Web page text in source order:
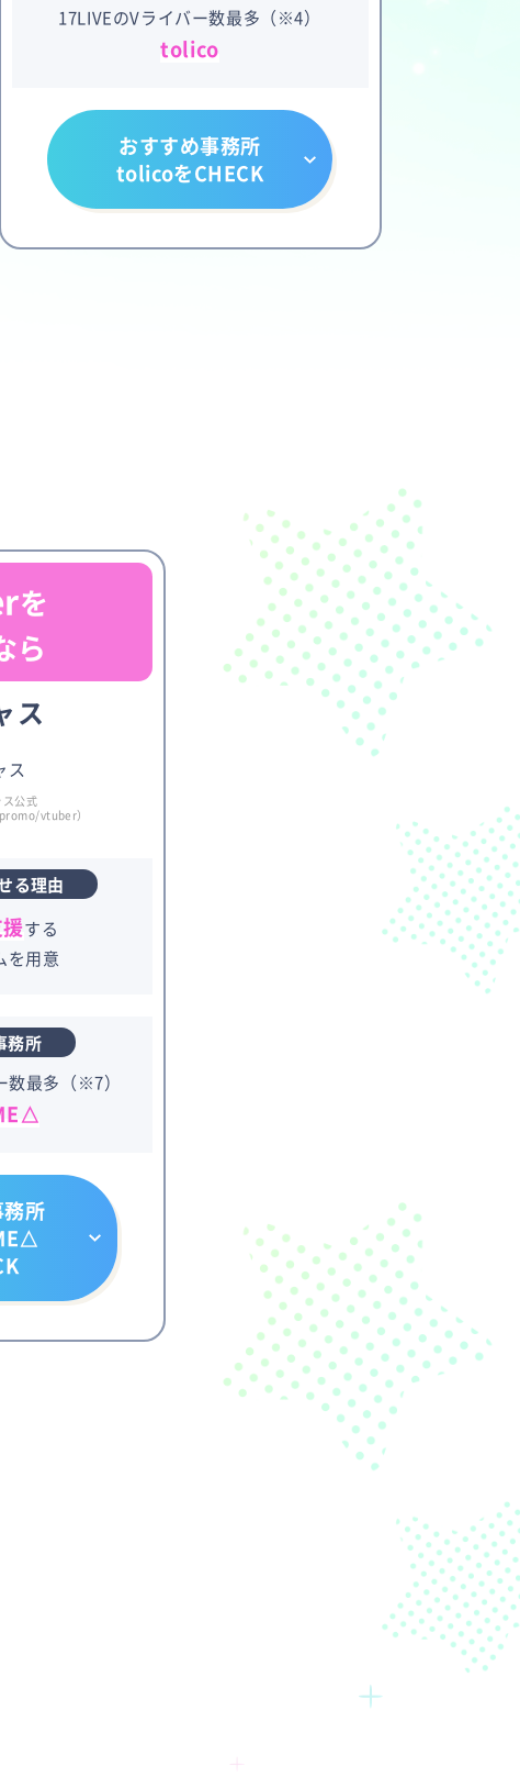
17LIVEのVライバー数最多（※4）
tolico
おすすめ事務所
tolicoをCHECK
を
ら
ス
ス公式
vtuber）
る理由
する
を用意
務所
数最多（※7）
所